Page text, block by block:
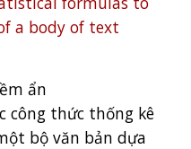
a body of text
ẩn
công thức thống kê
bộ văn bản dựa